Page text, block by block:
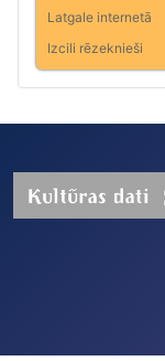
Latgale internetā
Izcili rēzeknieši